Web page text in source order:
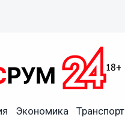
Экономика Транспорт